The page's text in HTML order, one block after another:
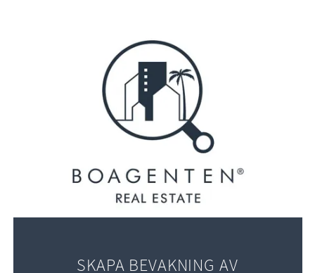
SKAPA BEVAKNING AV